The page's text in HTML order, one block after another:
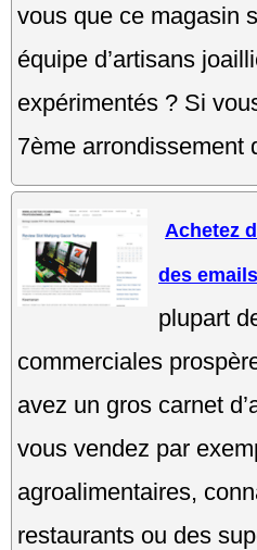
vous que ce magasin
équipe d’artisans
expérimentés ? Si
7ème arrondissement
Achetez
des
plupart
commerciales
avez un gros carnet
vous vendez par
agroalimentaires,
restaurants ou des